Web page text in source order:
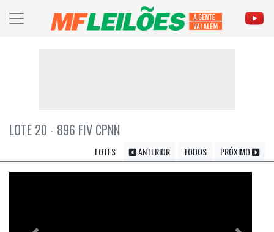
LOTE 20 - 896 FIV CPNN
LOTES ANTERIOR TODOS PRÓXIMO